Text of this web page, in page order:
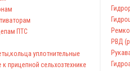
ПТС
уплотнительные
прицепной сельхозтехнике
РВД